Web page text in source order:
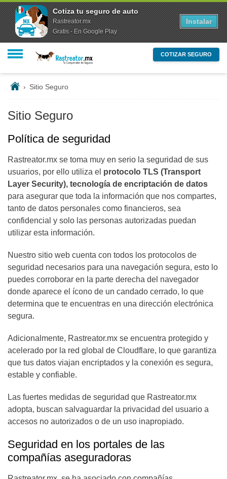
COTIZAR SEGURO
› Sitio Seguro
Sitio Seguro
Política de seguridad
Rastreator.mx se toma muy en serio la seguridad de sus
usuarios, por ello utiliza el protocolo TLS (Transport
Layer Security), tecnología de encriptación de datos
para asegurar que toda la información que nos compartes,
tanto de datos personales como financieros, sea
confidencial y solo las personas autorizadas puedan
utilizar esta información.
Nuestro sitio web cuenta con todos los protocolos de
seguridad necesarios para una navegación segura, esto lo
puedes corroborar en la parte derecha del navegador
donde aparece el ícono de un candado cerrado, lo que
determina que te encuentras en una dirección electrónica
segura.
Adicionalmente, Rastreator.mx se encuentra protegido y
acelerado por la red global de Cloudflare, lo que garantiza
que tus datos viajan encriptados y la conexión es segura,
estable y confiable.
Las fuertes medidas de seguridad que Rastreator.mx
adopta, buscan salvaguardar la privacidad del usuario a
accesos no autorizados o de un uso inapropiado.
Seguridad en los portales de las
compañías aseguradoras
Cotiza tu seguro de auto
Rastreator.mx
Gratis - En Google Play
Instalar